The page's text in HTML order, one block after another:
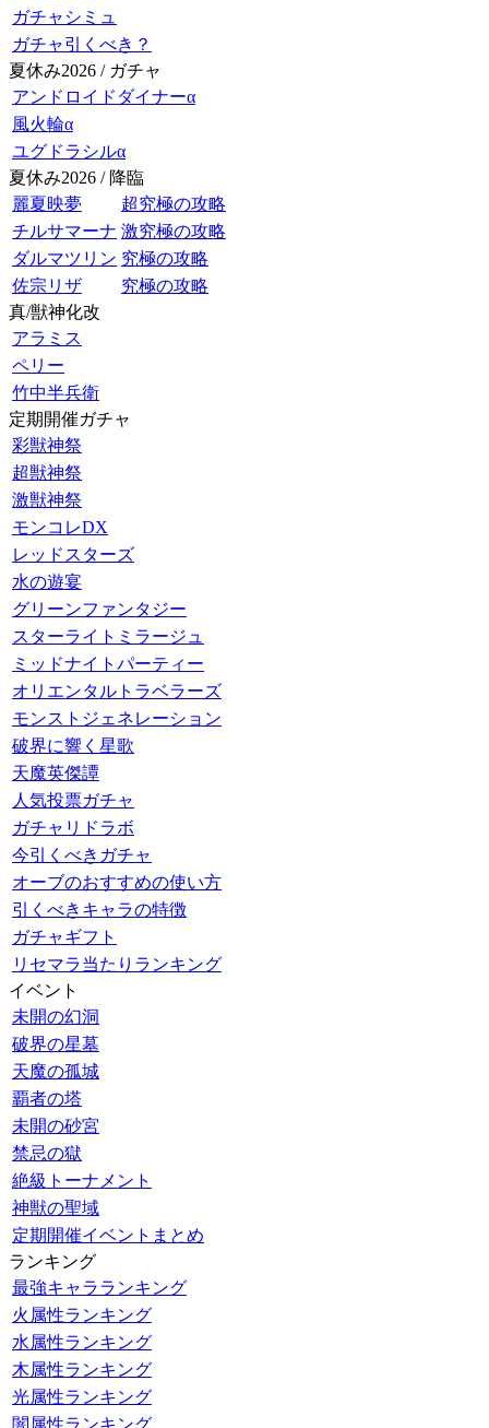
ガチャシミュ
ガチャ引くべき？
夏休み2026 / ガチャ
アンドロイドダイナーα
風火輪α
ユグドラシルα
夏休み2026 / 降臨
麗夏映夢
超究極の攻略
チルサマーナ 激究極の攻略
ダルマツリン 究極の攻略
佐宗リザ
究極の攻略
真/獣神化改
アラミス
ペリー
竹中半兵衛
定期開催ガチャ
彩獣神祭
超獣神祭
激獣神祭
モンコレDX
レッドスターズ
水の遊宴
グリーンファンタジー
スターライトミラージュ
ミッドナイトパーティー
オリエンタルトラベラーズ
モンストジェネレーション
破界に響く星歌
天魔英傑譚
人気投票ガチャ
ガチャリドラボ
今引くべきガチャ
オーブのおすすめの使い方
引くべきキャラの特徴
ガチャギフト
リセマラ当たりランキング
イベント
未開の幻洞
破界の星墓
天魔の孤城
覇者の塔
未開の砂宮
禁忌の獄
絶級トーナメント
神獣の聖域
定期開催イベントまとめ
ランキング
最強キャラランキング
火属性ランキング
水属性ランキング
木属性ランキング
光属性ランキング
闇属性ランキング